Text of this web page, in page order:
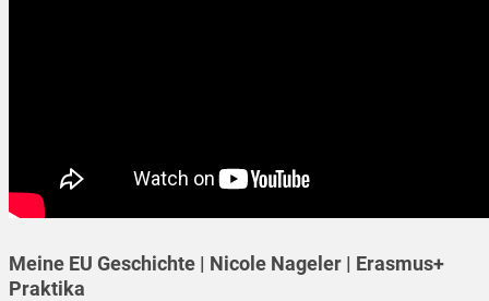
Meine EU Geschichte | Nicole Nageler | Erasmus+
Praktika